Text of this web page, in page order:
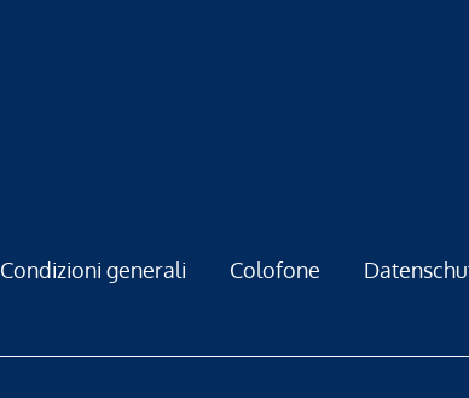
Condizioni generali Colofone